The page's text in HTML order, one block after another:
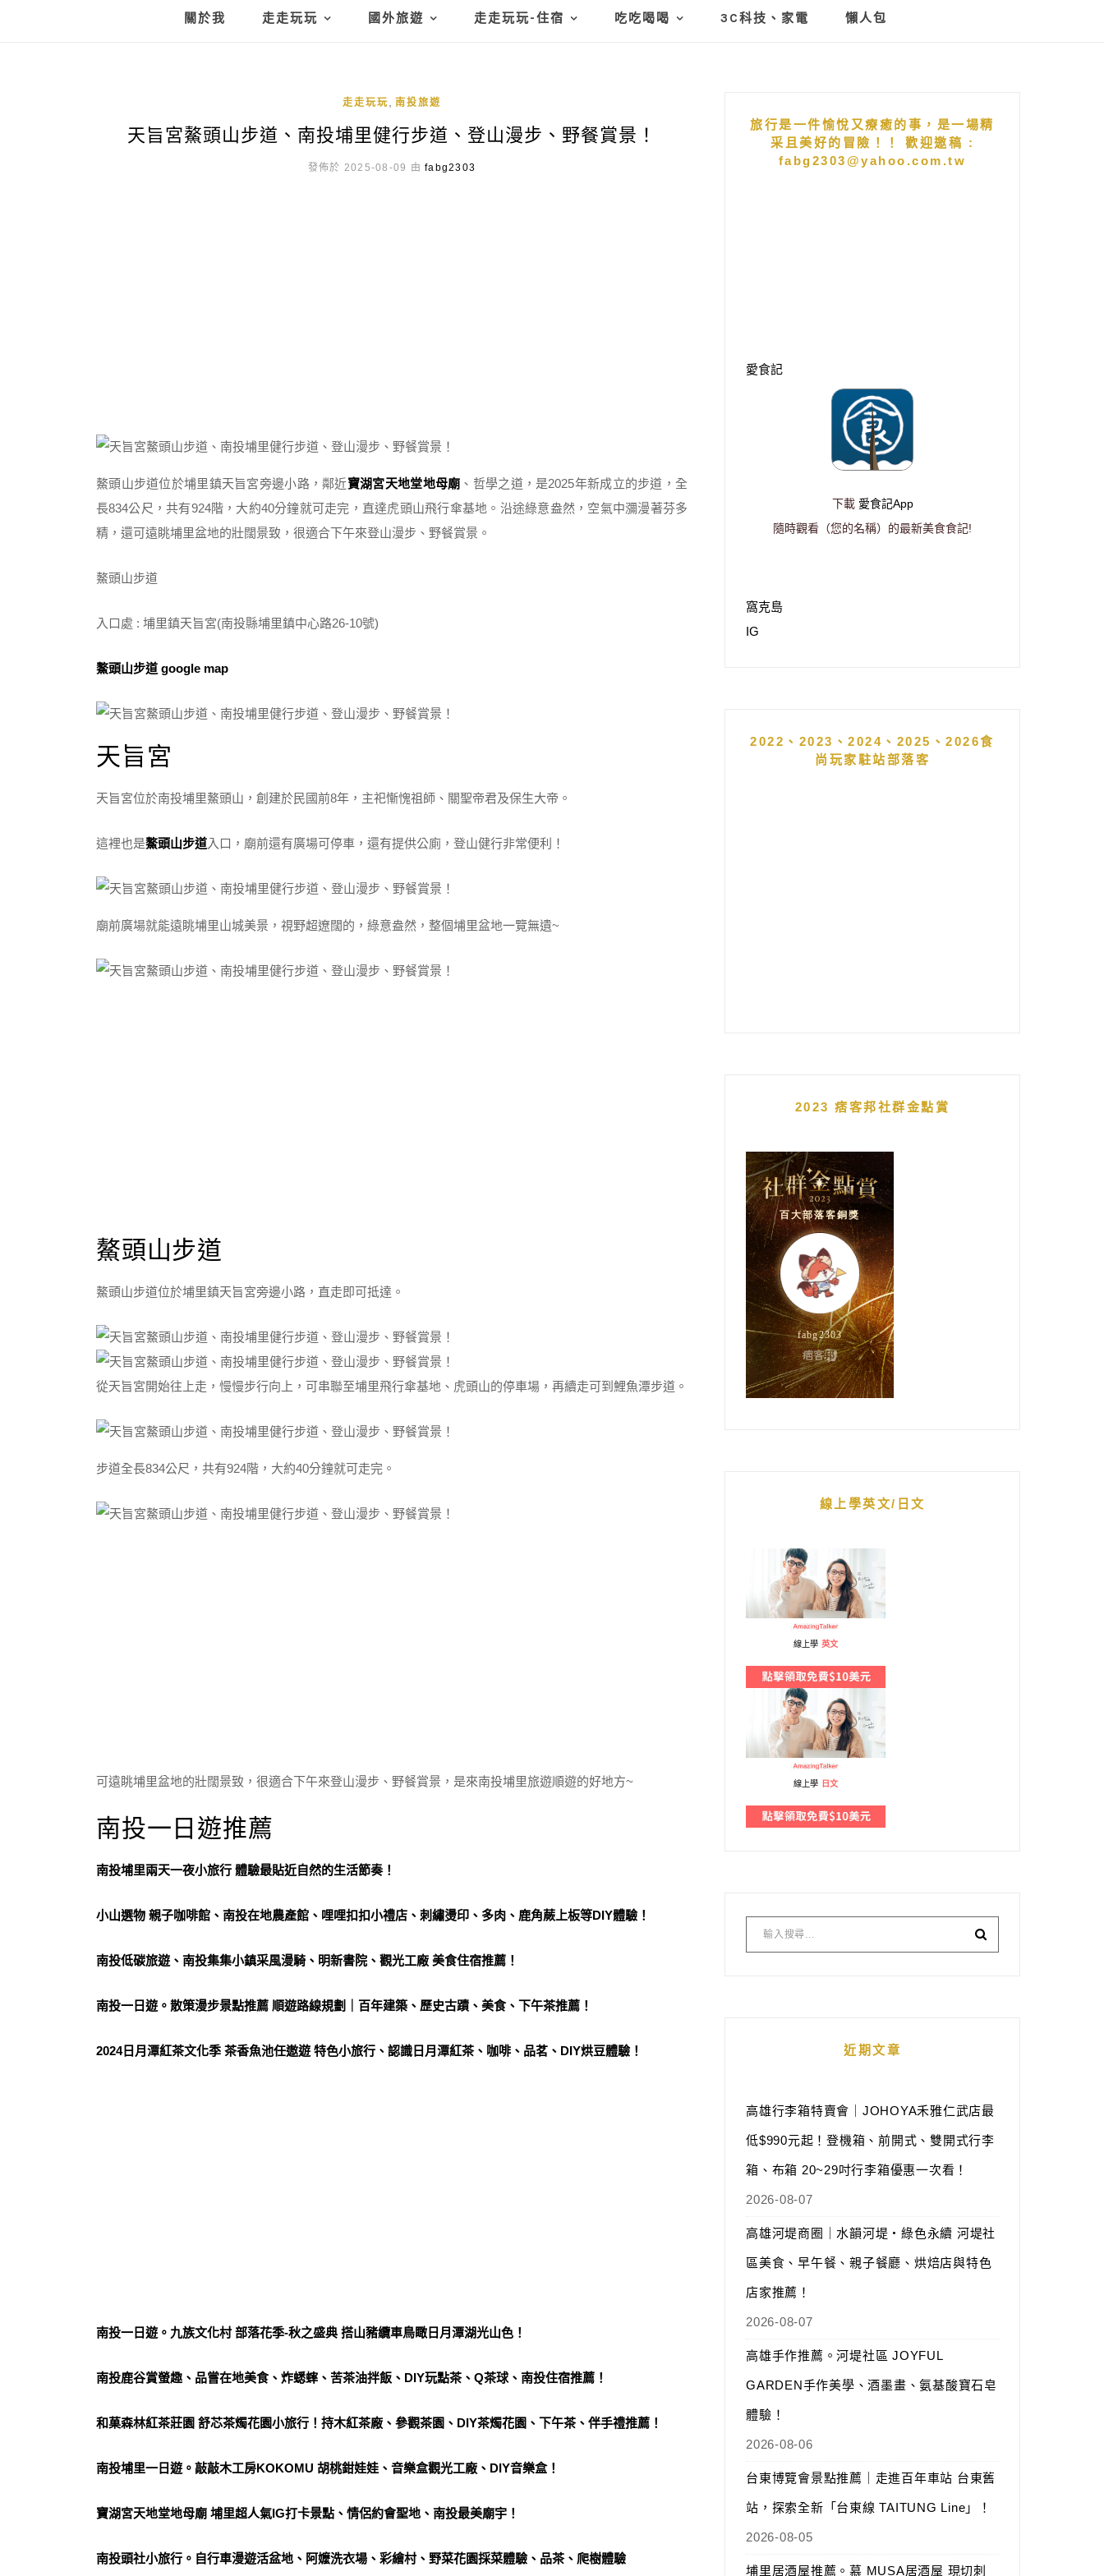
關於我 走走玩玩 國外旅遊 走走玩玩-住宿 吃吃喝喝 3C科技、家電 懶人包
走走玩玩 南投旅遊
天旨宮鰲頭山步道、南投埔里健行步道、登山漫步、野餐賞景！
發佈於 2025-08-09 由fabg2303
鰲頭山步道位於埔里鎮天旨宮旁邊小路，鄰近寶湖宮天地堂地母廟 、哲學之道，是2025年新成立的步道，全
長834公尺，共有924階，大約40分鐘就可走完，直達虎頭山飛行傘基地。沿途綠意盎然，空氣中瀰漫著芬多
精，還可遠眺埔里盆地的壯闊景致，很適合下午來登山漫步、野餐賞景。
鰲頭山步道
入口處 : 埔里鎮天旨宮(南投縣埔里鎮中心路26-10號)
鰲頭山步道 google map
天旨宮
天旨宮位於南投埔里鰲頭山，創建於民國前8年，主祀慚愧祖師、關聖帝君及保生大帝。
這裡也是鰲頭山步道入口，廟前還有廣場可停車，還有提供公廁，登山健行非常便利！
廟前廣場就能遠眺埔里山城美景，視野超遼闊的，綠意盎然，整個埔里盆地一覽無遺~
鰲頭山步道
鰲頭山步道位於埔里鎮天旨宮旁邊小路，直走即可抵達。
從天旨宮開始往上走，慢慢步行向上，可串聯至埔里飛行傘基地、虎頭山的停車場，再續走可到鯉魚潭步道。
步道全長834公尺，共有924階，大約40分鐘就可走完。
可遠眺埔里盆地的壯闊景致，很適合下午來登山漫步、野餐賞景，是來南投埔里旅遊順遊的好地方~
南投一日遊推薦
南投埔里兩天一夜小旅行 體驗最貼近自然的生活節奏！
小山選物 親子咖啡館、南投在地農產館、哩哩扣扣小禮店、刺繡燙印、多肉、鹿角蕨上板等DIY體驗！
南投低碳旅遊、南投集集小鎮采風漫騎、明新書院、觀光工廠 美食住宿推薦！
南投一日遊。散策漫步景點推薦 順遊路線規劃｜百年建築、歷史古蹟、美食、下午茶推薦！
2024日月潭紅茶文化季 茶香魚池任遨遊 特色小旅行、認識日月潭紅茶、咖啡、品茗、DIY烘豆體驗！
南投一日遊。九族文化村 部落花季-秋之盛典 搭山豬纜車鳥瞰日月潭湖光山色！
南投鹿谷賞螢趣、品嘗在地美食、炸蟋蟀、苦茶油拌飯、DIY玩點茶、Q茶球、南投住宿推薦！
和菓森林紅茶莊園 舒芯茶燭花園小旅行！持木紅茶廠、參觀茶園、DIY茶燭花園、下午茶、伴手禮推薦！
南投埔里一日遊。敲敲木工房KOKOMU 胡桃鉗娃娃、音樂盒觀光工廠、DIY音樂盒！
寶湖宮天地堂地母廟 埔里超人氣IG打卡景點、情侶約會聖地、南投最美廟宇！
南投頭社小旅行。自行車漫遊活盆地、阿嬤洗衣場、彩繪村、野菜花園採菜體驗、品茶、爬樹體驗
旅行是一件愉悅又療癒的事，是一場精
采且美好的冒險！！ 歡迎邀稿 :
fabg2303@yahoo.com.tw
愛食記
下載 愛食記App
隨時觀看（您的名稱）的最新美食食記!
窩克島
IG
2022、2023、2024、2025、2026食
尚玩家駐站部落客
2023 痞客邦社群金點賞
線上學英文/日文
線上學 英文
線上學 日文
近期文章
高雄行李箱特賣會｜JOHOYA禾雅仁武店最
低$990元起！登機箱、前開式、雙開式行李
箱、布箱 20~29吋行李箱優惠一次看！
2026-08-07
高雄河堤商圈｜水韻河堤‧綠色永續 河堤社
區美食、早午餐、親子餐廳、烘焙店與特色
店家推薦！
2026-08-07
高雄手作推薦。河堤社區 JOYFUL
GARDEN手作美學、酒墨畫、氨基酸寶石皂
體驗！
2026-08-06
台東博覽會景點推薦｜走進百年車站 台東舊
站，探索全新「台東線 TAITUNG Line」！
2026-08-05
埔里居酒屋推薦。慕 MUSA居酒屋 現切刺